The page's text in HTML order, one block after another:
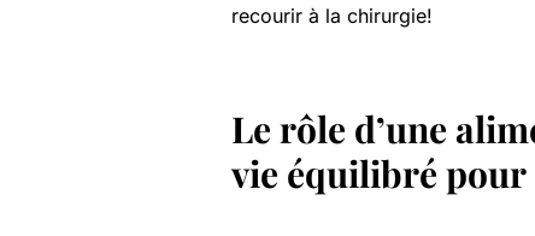
recourir à la chirurgie!
Le rôle d’une
vie équilibré pour